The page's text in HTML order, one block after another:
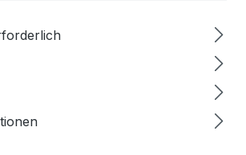
Hersteller Neousys Technology
Interfaces